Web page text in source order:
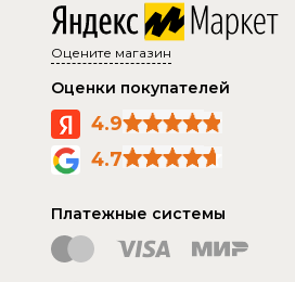
Оцените магазин
Оценки покупателей
4.9
4.7
Платежные системы